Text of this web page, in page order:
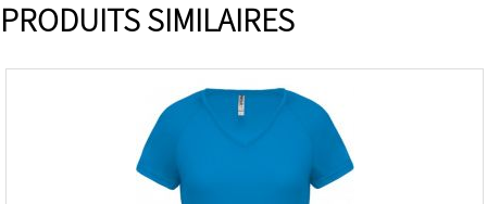
PRODUITS SIMILAIRES